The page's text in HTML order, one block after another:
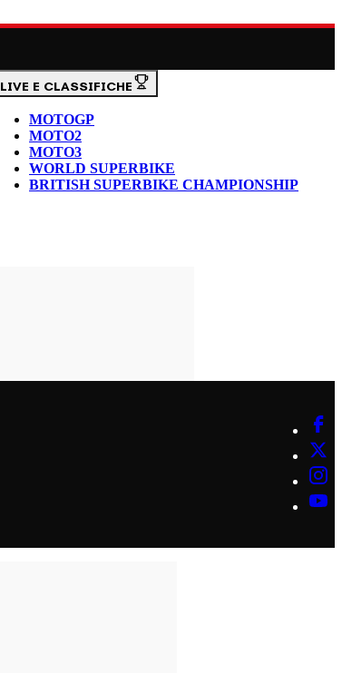
LIVE E CLASSIFICHE
MOTOGP
MOTO2
MOTO3
WORLD SUPERBIKE
BRITISH SUPERBIKE CHAMPIONSHIP